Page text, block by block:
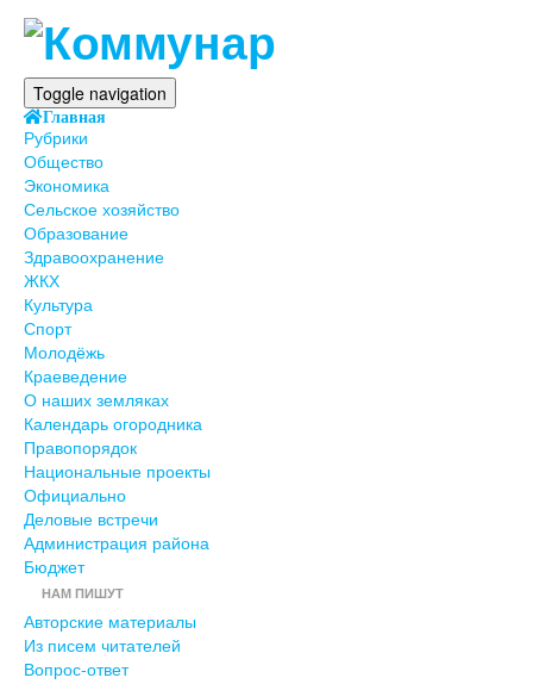
Toggle navigation
Главная
Рубрики
Общество
Экономика
Сельское хозяйство
Образование
Здравоохранение
ЖКХ
Культура
Спорт
Молодёжь
Краеведение
О наших земляках
Календарь огородника
Правопорядок
Национальные проекты
Официально
Деловые встречи
Администрация района
Бюджет
НАМ ПИШУТ
Авторские материалы
Из писем читателей
Вопрос-ответ